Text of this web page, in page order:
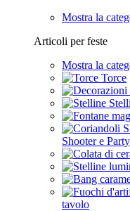
Mostra la
Articoli per feste
Mostra la
Torce
Shooter e
tavolo